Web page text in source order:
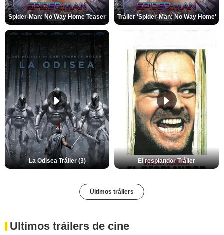
Spider-Man: No Way Home Teaser Tráiler 'Spider-Man: No Way Home'
La Odisea Tráiler (3) El resplandor Tráiler
Últimos tráilers
Ultimos tráilers de cine